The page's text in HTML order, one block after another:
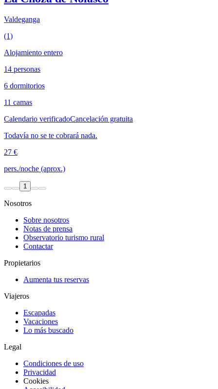
Valdeganga
(1)
Alojamiento entero
14 personas
6 dormitorios
11 camas
Calendario verificadoCancelación gratuita
Todavía no se te cobrará nada.
27 €
pers./noche (aprox.)
1
Nosotros
Sobre nosotros
Notas de prensa
Observatorio turismo rural
Contactar
Propietarios
Aumenta tus reservas
Viajeros
Escapadas
Vacaciones
Lo más buscado
Legal
Condiciones de uso
Privacidad
Cookies